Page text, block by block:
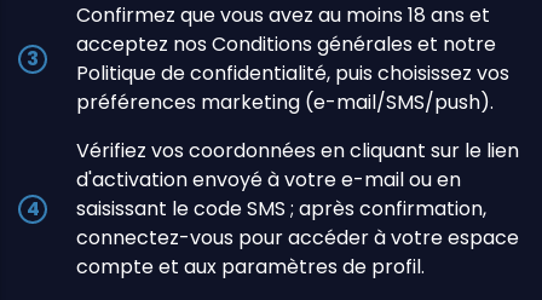
Confirmez que vous avez au moins 18 ans et
acceptez nos Conditions générales et notre
Politique de confidentialité, puis choisissez vos
préférences marketing (e-mail/SMS/push).
Vérifiez vos coordonnées en cliquant sur le lien
d'activation envoyé à votre e-mail ou en
saisissant le code SMS ; après confirmation,
connectez-vous pour accéder à votre espace
compte et aux paramètres de profil.